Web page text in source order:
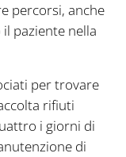
percorsi, anche
paziente nella
per trovare
rifiuti
i giorni di
di